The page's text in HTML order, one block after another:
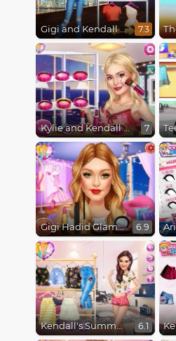
Gigi and Kendall Fashionistas 7.3
Kylie and Kendall Sisters Break Up 7
Gigi Hadid Glamourous Lifestyle 6.9
Kendall's Summer Fun 6.1